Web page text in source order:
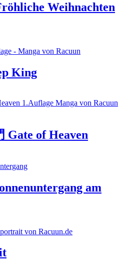
Weihnachten
King
Gate of Heaven
am